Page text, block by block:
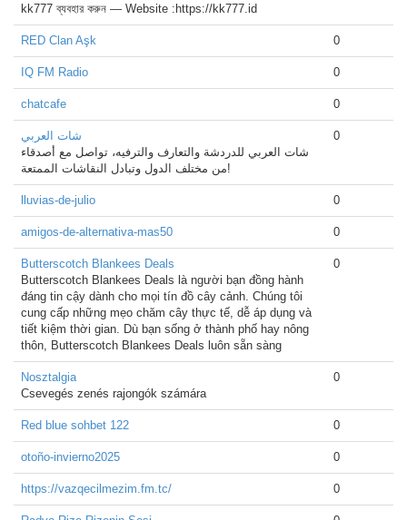
kk777 ব্যবহার করুন — Website :https://kk777.id
RED Clan Aşk 0
IQ FM Radio 0
chatcafe 0
شات العربي
شات العربي للدردشة والتعارف والترفيه، تواصل مع أصدقاء
من مختلف الدول وتبادل النقاشات الممتعة!
0
lluvias-de-julio 0
amigos-de-alternativa-mas50 0
Butterscotch Blankees Deals
Butterscotch Blankees Deals là người bạn đồng hành
đáng tin cậy dành cho mọi tín đồ cây cảnh. Chúng tôi
cung cấp những mẹo chăm cây thực tế, dễ áp dụng và
tiết kiệm thời gian. Dù bạn sống ở thành phố hay nông
thôn, Butterscotch Blankees Deals luôn sẵn sàng
0
Nosztalgia
Csevegés zenés rajongók számára
0
Red blue sohbet 122 0
otoño-invierno2025 0
https://vazqecilmezim.fm.tc/ 0